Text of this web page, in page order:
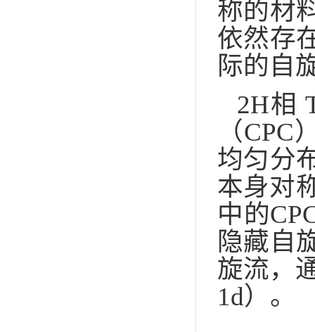
称的材
依然存
际的自
2H相
（
均匀分
本身对
中的
隐藏自
旋流，
1d）。